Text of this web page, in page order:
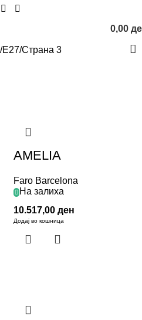
0,00
E27 Страна 3
AMELIA
Faro Barcelona
На залиха
10.517,00 ден
Додај во кошница